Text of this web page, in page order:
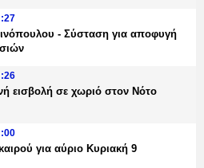
- Σύσταση για αποφυγή
εισβολή σε χωριό στον Νότο
για αύριο Κυριακή 9